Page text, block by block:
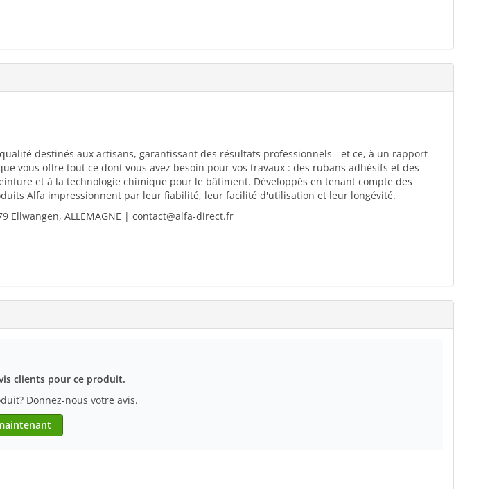
destinés aux artisans, garantissant des résultats professionnels - et ce, à un rapport
vous offre tout ce dont vous avez besoin pour vos travaux : des rubans adhésifs et des
et à la technologie chimique pour le bâtiment. Développés en tenant compte des
Alfa impressionnent par leur fiabilité, leur facilité d'utilisation et leur longévité.
Ellwangen, ALLEMAGNE | contact@alfa-direct.fr
clients pour ce produit.
Donnez-nous votre avis.